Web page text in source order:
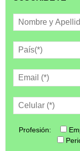
Profesión: